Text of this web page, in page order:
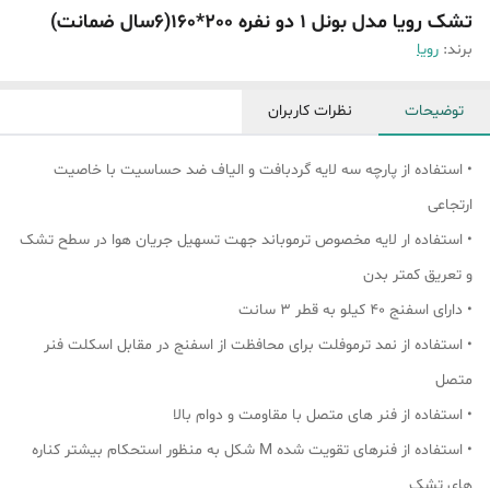
تشک رویا مدل بونل 1 دو نفره 200*160(۶سال ضمانت)
برند: رویا
توضیحات نظرات کاربران
• استفاده از پارچه سه لایه گردبافت و الیاف ضد حساسیت با خاصیت
ارتجاعی
• استفاده ار لایه مخصوص ترموباند جهت تسهیل جریان هوا در سطح تشک
و تعریق کمتر بدن
• دارای اسفنج ۴۰ کیلو به قطر ۳ سانت
• استفاده از نمد ترموفلت برای محافظت از اسفنج در مقابل اسکلت فنر
متصل
• استفاده از فنر های متصل با مقاومت و دوام بالا
• استفاده از فنرهای تقویت شده M شکل به منظور استحکام بیشتر کناره